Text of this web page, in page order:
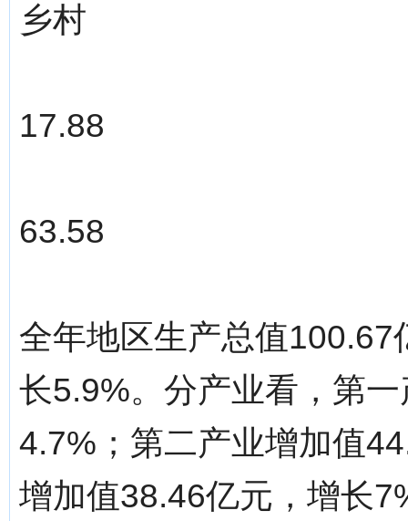
乡村
17.88
63.58
全年地区生产总值
长5.9%。分产业看，第
4.7%；第二产业增加值
增加值38.46亿元，增长